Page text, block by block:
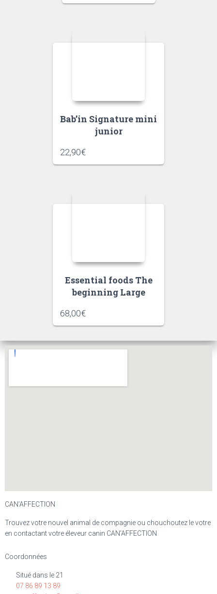
Bab’in Signature mini
junior
22,90€
Essential foods The
beginning Large
68,00€
CAN’AFFECTION
Trouvez votre nouvel animal de compagnie ou chouchoutez le votre
en contactant votre éleveur canin CAN’AFFECTION
Coordonnées
Situé dans le 21
07 86 89 13 89